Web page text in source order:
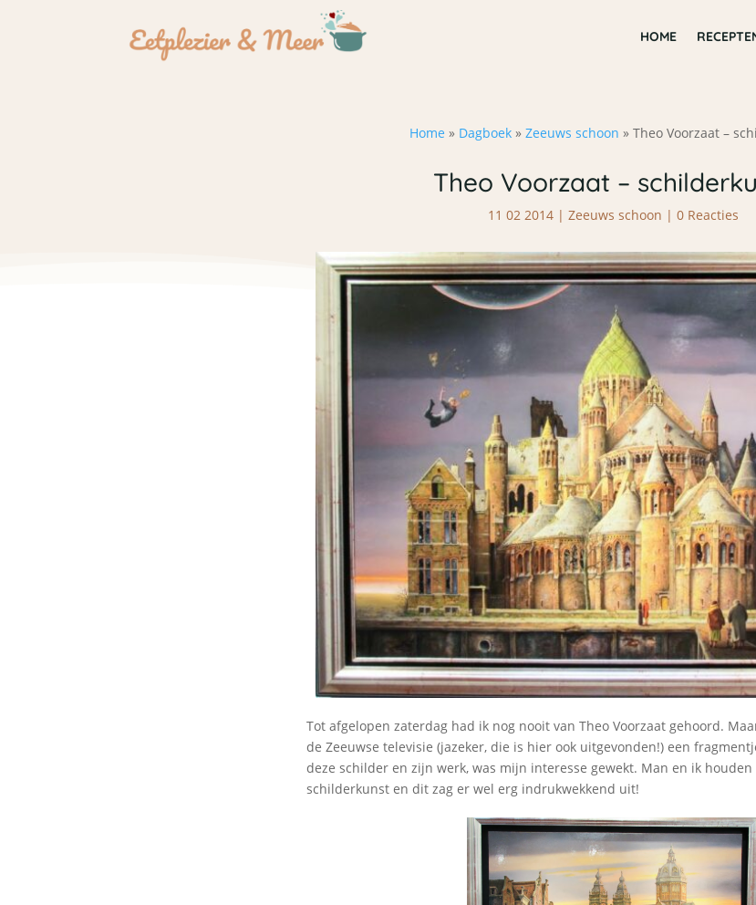
HOME
Home » Dagboek » Zeeuws schoon » Theo Voorzaat –
Theo Voorzaat –
11 02 2014| Zeeuws schoon | 0 Reacties
Tot afgelopen zaterdag had ik nog nooit van Theo Voorzaat gehoord.
de Zeeuwse televisie (jazeker, die is hier ook uitgevonden!) een
deze schilder en zijn werk, was mijn interesse gewekt. Man en ik
schilderkunst en dit zag er wel erg indrukwekkend uit!